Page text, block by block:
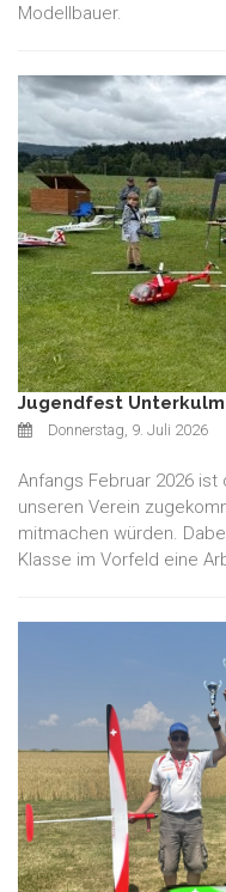
Modellbauer.
Jugendfest Unterkulm
Donnerstag, 9. Juli 2026
Anfangs Februar 2026
unseren Verein
mitmachen würden.
Klasse im Vorfeld eine